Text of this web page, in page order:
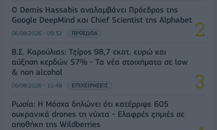
Ο Demis Hassabis αναλαμβάνει Πρόεδρος της
Google DeepMind και Chief Scientist της Alphabet
06/08/2026 - 09:32 ΠΡΟΣΩΠΑ
Β.Σ. Καρούλιας: Τζίρος 98,7 εκατ. ευρώ και
αύξηση κερδών 57% - Τα νέα στοιχήματα σε low
& non alcohol
06/08/2026 - 11:48 ΕΠΙΧΕΙΡΗΣΕΙΣ
Ρωσία: Η Μόσχα δηλώνει ότι κατέρριψε 605
ουκρανικά drones τη νύχτα - Ελαφρές ζημιές σε
αποθήκη της Wildberries